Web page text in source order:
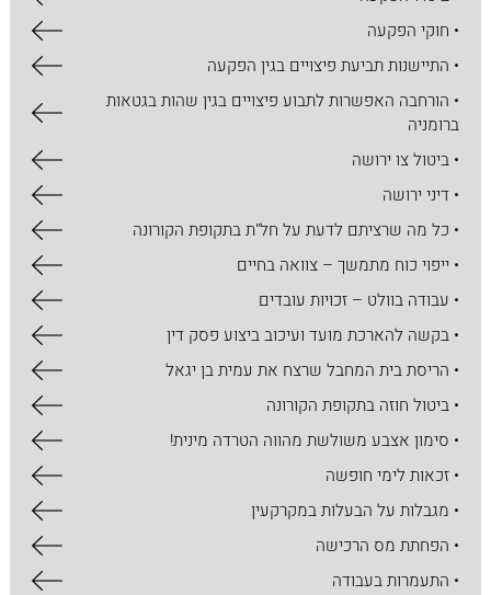
• חוקי הפקעה
• התיישנות תביעת פיצויים בגין הפקעה
• הורחבה האפשרות לתבוע פיצויים בגין שהות בגטאות
ברומניה
• ביטול צו ירושה
• דיני ירושה
• כל מה שרציתם לדעת על חל"ת בתקופת הקורונה
• ייפוי כוח מתמשך – צוואה בחיים
• עבודה בוולט – זכויות עובדים
• בקשה להארכת מועד ועיכוב ביצוע פסק דין
• הריסת בית המחבל שרצח את עמית בן יגאל
• ביטול חוזה בתקופת הקורונה
• סימון אצבע משולשת מהווה הטרדה מינית!
• זכאות לימי חופשה
• מגבלות על הבעלות במקרקעין
• הפחתת מס הרכישה
• התעמרות בעבודה